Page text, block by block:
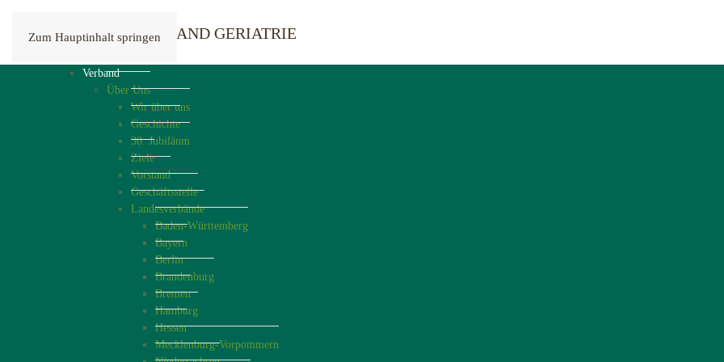
Zum Hauptinhalt springen
Verband
Über Uns
Wir über uns
Geschichte
30. Jubiläum
Ziele
Vorstand
Geschäftsstelle
Landesverbände
Baden-Württemberg
Bayern
Berlin
Brandenburg
Bremen
Hamburg
Hessen
Mecklenburg-Vorpommern